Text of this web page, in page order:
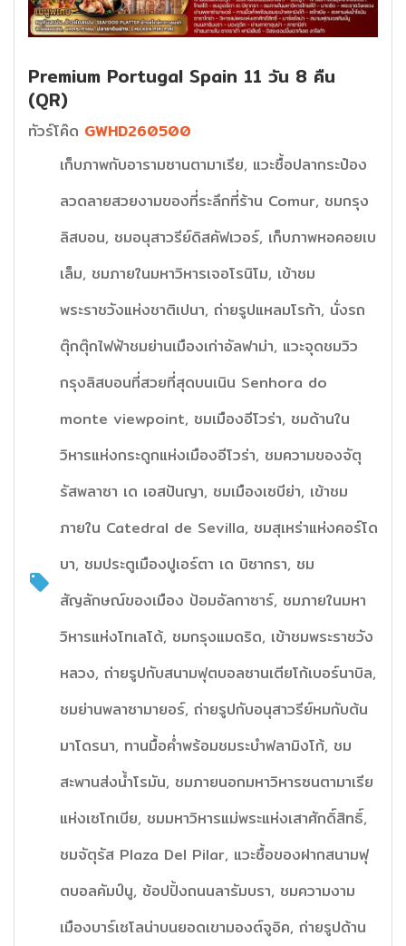
Premium Portugal Spain 11 วัน 8 คืน
(QR)
ทัวร์โค๊ด GWHD260500
เก็บภาพกับอารามซานตามาเรีย, แวะซื้อปลากระป๋อง
ลวดลายสวยงามของที่ระลึกที่ร้าน Comur, ชมกรุง
ลิสบอน, ชมอนุสาวรีย์ดิสคัฟเวอร์, เก็บภาพหอคอยเบ
เล็ม, ชมภายในมหาวิหารเจอโรนิโม, เข้าชม
พระราชวังแห่งชาติเปนา, ถ่ายรูปแหลมโรก้า, นั่งรถ
ตุ๊กตุ๊กไฟฟ้าชมย่านเมืองเก่าอัลฟาม่า, แวะจุดชมวิว
กรุงลิสบอนที่สวยที่สุดบนเนิน Senhora do
monte viewpoint, ชมเมืองอีโวร่า, ชมด้านใน
วิหารแห่งกระดูกแห่งเมืองอีโวร่า, ชมความของจัตุ
รัสพลาซา เด เอสปันญา, ชมเมืองเซบีย่า, เข้าชม
ภายใน Catedral de Sevilla, ชมสุเหร่าแห่งคอร์โด
บา, ชมประตูเมืองปูเอร์ตา เด บิซากรา, ชม
สัญลักษณ์ของเมือง ป้อมอัลกาซาร์, ชมภายในมหา
วิหารแห่งโทเลโด้, ชมกรุงแมดริด, เข้าชมพระราชวัง
หลวง, ถ่ายรูปกับสนามฟุตบอลซานเตียโก้เบอร์นาบิล,
ชมย่านพลาซามายอร์, ถ่ายรูปกับอนุสาวรีย์หมกับต้น
มาโดรนา, ทานมื้อค่ำพร้อมชมระบำฟลามิงโก้, ชม
สะพานส่งน้ำโรมัน, ชมภายนอกมหาวิหารซนตามาเรีย
แห่งเซโกเบีย, ชมมหาวิหารแม่พระแห่งเสาศักดิ์สิทธิ์,
ชมจัตุรัส Plaza Del Pilar, แวะซื้อของฝากสนามฟุ
ตบอลคัมป์นู, ช้อปปิ้งถนนลารัมบรา, ชมความงาม
เมืองบาร์เซโลน่าบนยอดเขามองต์จูอิค, ถ่ายรูปด้าน